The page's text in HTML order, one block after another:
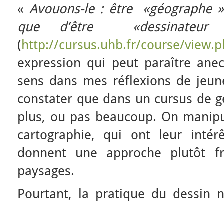
« Avouons-le : être «géographe
que d’être
(http://cursus.uhb.fr/course/
expression qui peut paraître
sens dans mes réflexions de
constater que dans un cursus de
plus, ou pas beaucoup. On
cartographie, qui ont leur
donnent une approche plutôt
paysages.
Pourtant, la pratique du dessin